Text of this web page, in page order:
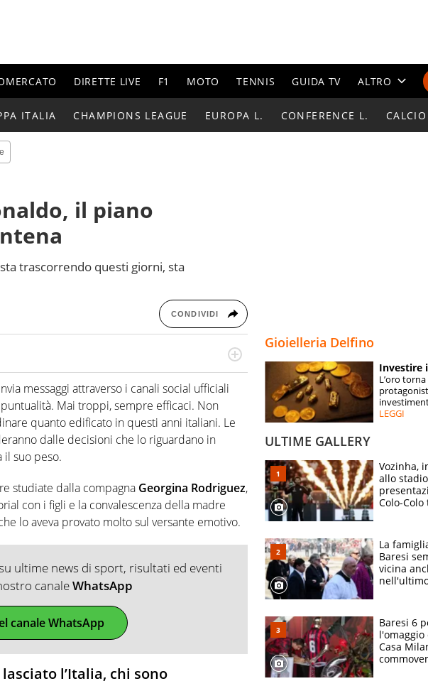
DIRETTE LIVE F1 MOTO TENNIS GUIDA TV ALTRO
CALENDARI
ESPERTI
CONTATTI
ITALIA CHAMPIONS LEAGUE EUROPA L. CONFERENCE L. CALCIO
il piano
trascorrendo questi giorni, sta
CONDIVIDI
per curiosità personale e necessità:
protagonisti, concedendosi innocenti evasioni
Un tempo ala destra, oggi si sente a suo agio nel
dei migliori 5 calciatori di sempre.
messaggi attraverso i canali social ufficiali
Mai troppi, sempre efficaci. Non
quanto edificato in questi anni italiani. Le
dalle decisioni che lo riguardano in
il suo peso.
studiate dalla compagna Georgina Rodriguez,
con i figli e la convalescenza della madre
lo aveva provato molto sul versante emotivo.
ultime news di sport, risultati ed eventi
canaleWhatsApp
canale WhatsApp
l’Italia, chi sono
Gioielleria Delfino
Investire
L’oro torna
LEGGI
ULTIME GALLERY
Vozinha,
allo
Colo-
La
Baresi
vicina
circondati
Baresi 6
Casa